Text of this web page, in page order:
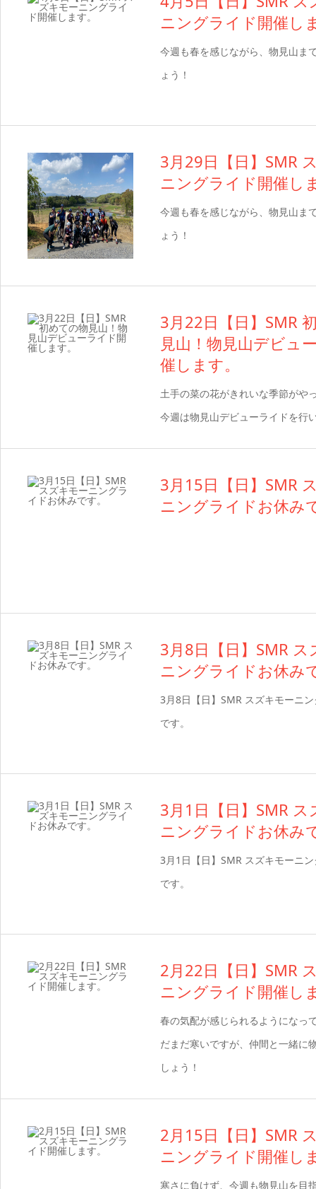
ニングライド開催し
今週も春を感じながら、物見山ま
ょう！
3月29日【日】SMR
ニングライド開催し
今週も春を感じながら、物見山ま
ょう！
3月22日【日】SMR
見山！物見山デビュ
催します。
土手の菜の花がきれいな季節がや
今週は物見山デビューライドを行
3月15日【日】SMR
ニングライドお休み
3月8日【日】SMR ス
ニングライドお休み
3月8日【日】SMR スズキモーニ
です。
3月1日【日】SMR ス
ニングライドお休み
3月1日【日】SMR スズキモーニ
です。
2月22日【日】SMR
ニングライド開催し
春の気配が感じられるようになっ
だまだ寒いですが、仲間と一緒に
しょう！
2月15日【日】SMR
ニングライド開催し
寒さに負けず、今週も物見山を目